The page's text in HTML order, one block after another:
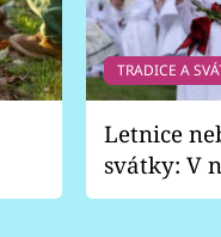
TRADICE A
Letnice
svátky: V
pondělí